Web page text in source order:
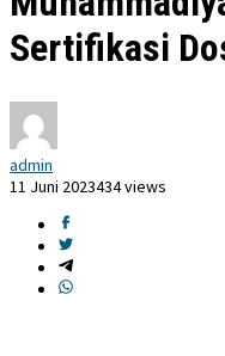
Sertifikasi
admin
11 Juni 2023434 views